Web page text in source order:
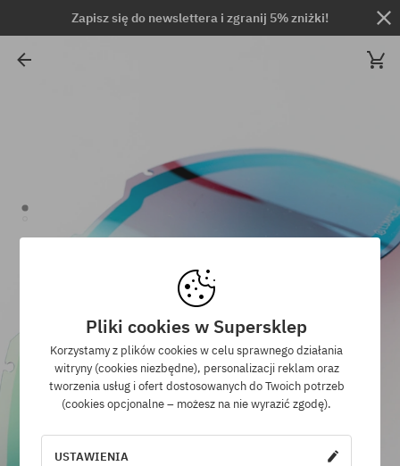
Zapisz się do newslettera i zgranij 5% zniżki!
Pliki cookies w Supersklep
Korzystamy z plików cookies w celu sprawnego działania
witryny (cookies niezbędne), personalizacji reklam oraz
tworzenia usług i ofert dostosowanych do Twoich potrzeb
(cookies opcjonalne – możesz na nie wyrazić zgodę).
USTAWIENIA